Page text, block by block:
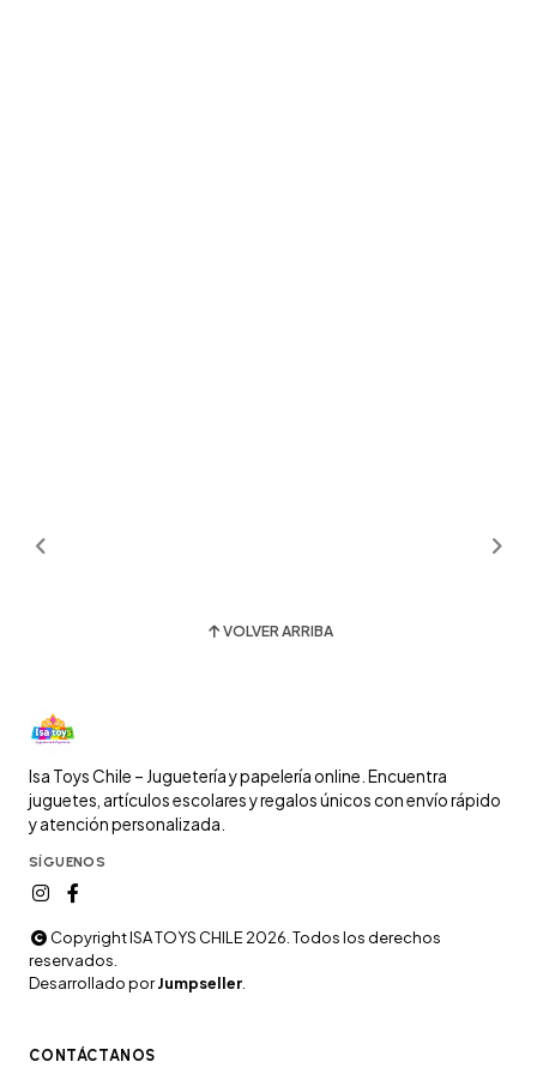
VOLVER ARRIBA
Isa Toys Chile – Juguetería y papelería online. Encuentra
juguetes, artículos escolares y regalos únicos con envío rápido
y atención personalizada.
SÍGUENOS
Copyright ISA TOYS CHILE 2026. Todos los derechos
reservados.
Desarrollado porJumpseller
CONTÁCTANOS